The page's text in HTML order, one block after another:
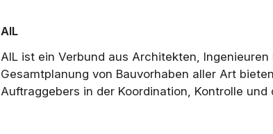
AIL
AIL ist ein Verbund aus Architekten,
Gesamtplanung von Bauvorhaben aller Art
Auftraggebers in der Koordination, Kontrolle und